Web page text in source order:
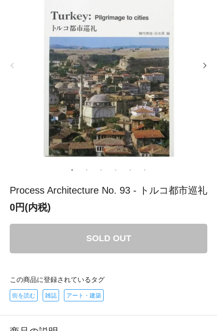
Process Architecture No. 93 - トルコ都市巡礼
0円(内税)
SOLD OUT
この商品に登録されているタグ
街を読む 雑誌 アート・建築